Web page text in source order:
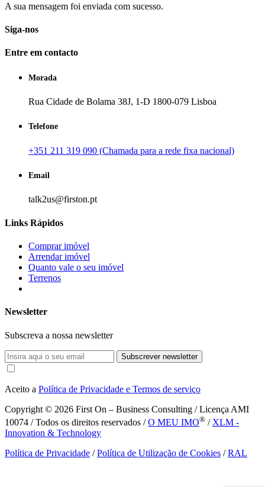
A sua mensagem foi enviada com sucesso.
Siga-nos
Entre em contacto
Morada
Rua Cidade de Bolama 38J, 1-D 1800-079 Lisboa
Telefone
+351 211 319 090 (Chamada para a rede fixa nacional)
Email
talk2us@firston.pt
Links Rápidos
Comprar imóvel
Arrendar imóvel
Quanto vale o seu imóvel
Terrenos
Newsletter
Subscreva a nossa newsletter
Subscrever newsletter
Aceito a Política de Privacidade e Termos de serviço
Copyright © 2026 First On – Business Consulting / Licença AMI
10074 / Todos os direitos reservados /O MEU IMO® / XLM -
Innovation & Technology
Política de Privacidade /Política de Utilização de Cookies /RAL